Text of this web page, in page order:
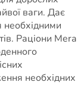
ваги. Дає
необхідними
Раціони Mera
необхідних